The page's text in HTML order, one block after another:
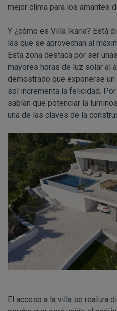
mejor clima para los amantes
Y ¿cómo es Villa Ikaria? Está
las que se aprovechan al
Esta zona destaca por ser
mayores horas de luz solar al
demostrado que exponerse
sol incrementa la felicidad.
sabían que potenciar la
una de las claves de la
El acceso a la villa se realiza